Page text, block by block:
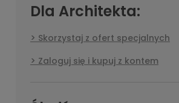
Dla Architekta:
Skorzystaj z ofert specjalnych
Zaloguj się i kupuj z kontem